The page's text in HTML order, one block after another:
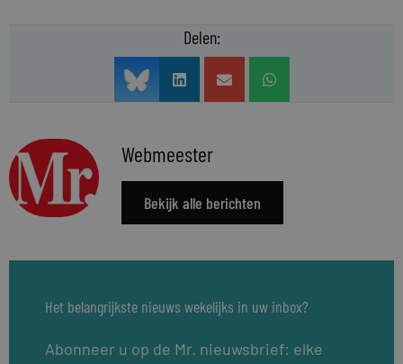
Delen:
Webmeester
Bekijk alle berichten
Het belangrijkste nieuws wekelijks in uw inbox?
Abonneer u op de Mr. nieuwsbrief: elke